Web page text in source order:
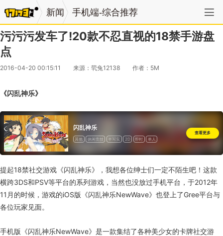
新闻 手机端-综合推荐
污污污发车了!20款不忍直视的18禁手游盘
点
2016-04-20 00:15:11 来源：茕兔12138 作者：5M
《闪乱神乐》
闪乱神乐
其他 休闲竞技 半写实 2D 即时
单人
查看更多
提起18禁社交游戏《闪乱神乐》，我想各位绅士们一定不陌生吧！这款
横跨3DS和PSV等平台的系列游戏，当然也没放过手机平台，于2012年
11月的时候，游戏的iOS版《闪乱神乐NewWave》也登上了Gree平台与
各位玩家见面。
手机版《闪乱神乐NewWave》是一款集结了各种美少女的卡牌社交游